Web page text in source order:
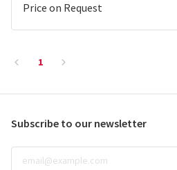
Price on Request
1
Subscribe to our newsletter